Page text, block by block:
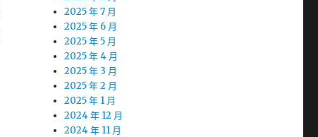
2025 年 7 月
2025 年 6 月
2025 年 5 月
2025 年 4 月
2025 年 3 月
2025 年 2 月
2025 年 1 月
2024 年 12 月
2024 年 11 月